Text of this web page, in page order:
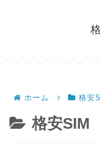
ホーム 格安
格安SIM